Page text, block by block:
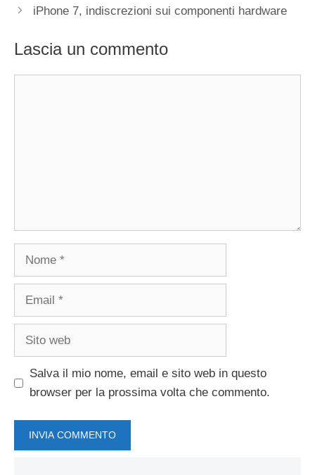
iPhone 7, indiscrezioni sui componenti hardware
Lascia un commento
Nome
Email
Sito
Salva il mio nome, email e sito web in questo
browser per la prossima volta che commento.